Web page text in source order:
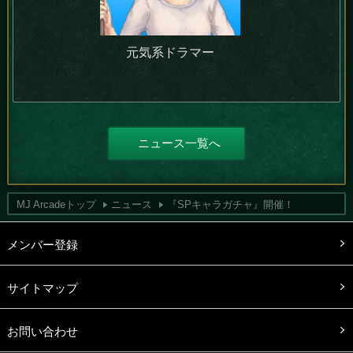
元気系ドラマー
ニュース一覧へ
MJ Arcadeトップ ニュース 『SPキャラガチャ』開催！
メンバー登録
サイトマップ
お問い合わせ